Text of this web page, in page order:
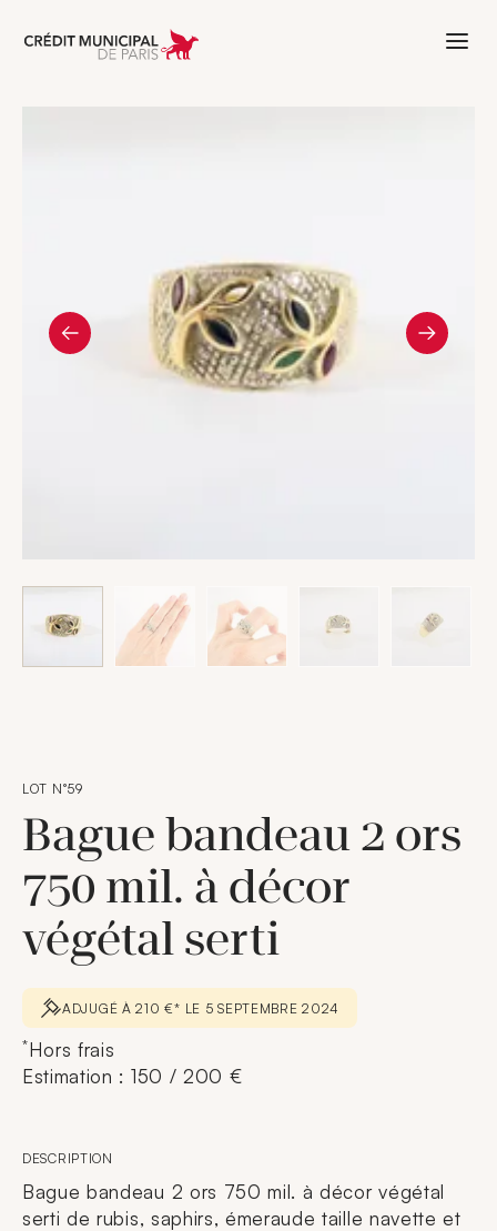
Aller à l'accueil de Crédit Municipal
LOT N°59
Bague bandeau 2 ors
750 mil. à décor
végétal serti
ADJUGÉ À 210 €* LE 5 SEPTEMBRE 2024
*Hors frais
Estimation : 150 / 200 €
DESCRIPTION
Bague bandeau 2 ors 750 mil. à décor végétal
serti de rubis, saphirs, émeraude taille navette et